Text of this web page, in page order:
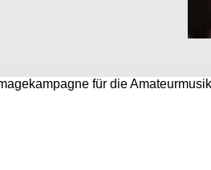
für die